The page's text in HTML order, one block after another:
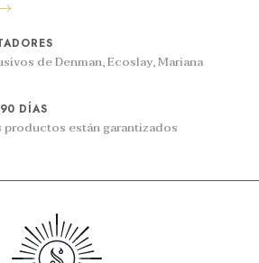
de Denman, Ecoslay, Mariana
DÍAS
están garantizados